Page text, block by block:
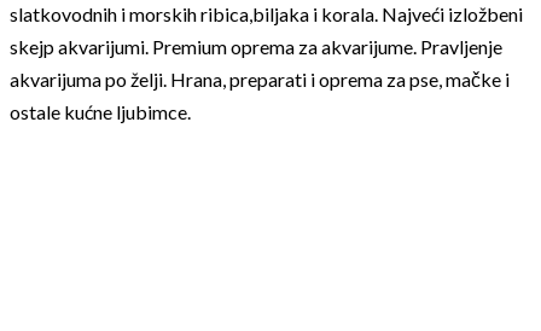
slatkovodnih i morskih ribica,biljaka i korala. Najveći izložbeni
skejp akvarijumi. Premium oprema za akvarijume. Pravljenje
akvarijuma po želji. Hrana, preparati i oprema za pse, mačke i
ostale kućne ljubimce.